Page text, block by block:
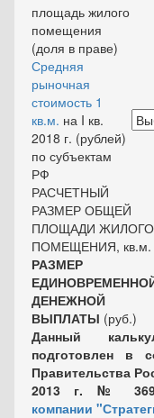
площадь жилого
помещения
(доля в праве)
Средняя
рыночная
стоимость 1
кв.м. на I кв.
2018 г. (рублей)
по субъектам
РФ
РАСЧЕТНЫЙ
РАЗМЕР ОБЩЕЙ
ПЛОЩАДИ ЖИЛОГО
ПОМЕЩЕНИЯ, кв.м.
РАЗМЕР
ДЕНЕЖНОЙ
ВЫПЛАТЫ (руб.)
Данный
подготовлен в
Правительства
2013 г. №
компании